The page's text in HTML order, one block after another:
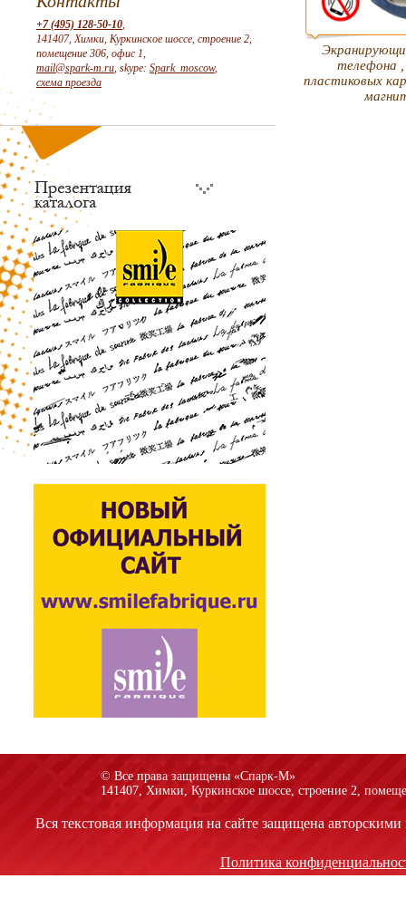
+7 (495) 128-50-10,
141407, Химки, Куркинское шоссе, строение 2,
помещение 306, офис 1,
mail@spark-m.ru, skype: Spark_moscow,
схема проезда
телефона
пластиковых
© Все права защищены «Спарк-M»
141407, Химки, Куркинское шоссе, строение 2,
Вся текстовая информация на сайте защищена
Политика